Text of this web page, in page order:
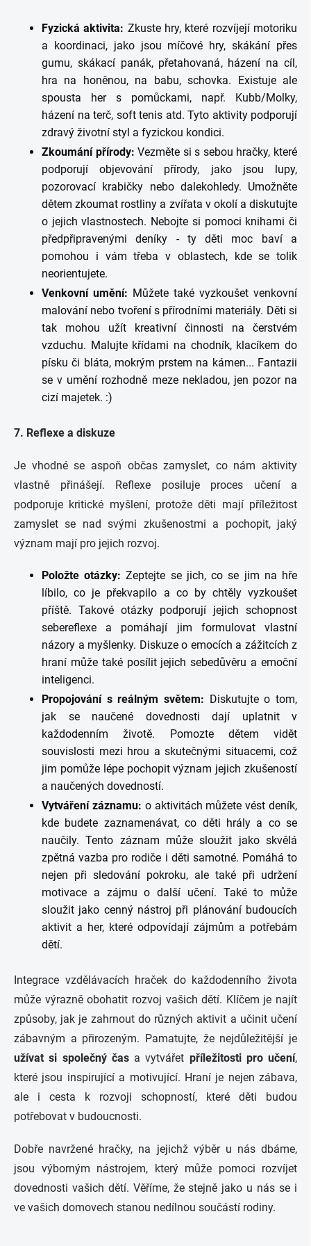
Fyzická aktivita: Zkuste hry, které rozvíjejí motoriku
a koordinaci, jako jsou míčové hry, skákání přes
gumu, skákací panák, přetahovaná, házení na cíl,
hra na honěnou, na babu, schovka. Existuje ale
spousta her s pomůckami, např. Kubb/Molky,
házení na terč, soft tenis atd. Tyto aktivity podporují
zdravý životní styl a fyzickou kondici.
Zkoumání přírody: Vezměte si s sebou hračky, které
podporují objevování přírody, jako jsou lupy,
pozorovací krabičky nebo dalekohledy. Umožněte
dětem zkoumat rostliny a zvířata v okolí a diskutujte
o jejich vlastnostech. Nebojte si pomoci knihami či
předpřipravenými deníky - ty děti moc baví a
pomohou i vám třeba v oblastech, kde se tolik
neorientujete.
Venkovní umění: Můžete také vyzkoušet venkovní
malování nebo tvoření s přírodními materiály. Děti si
tak mohou užít kreativní činnosti na čerstvém
vzduchu. Malujte křídami na chodník, klacíkem do
písku či bláta, mokrým prstem na kámen... Fantazii
se v umění rozhodně meze nekladou, jen pozor na
cizí majetek. :)
7. Reflexe a diskuze
Je vhodné se aspoň občas zamyslet, co nám aktivity
vlastně přinášejí. Reflexe posiluje proces učení a
podporuje kritické myšlení, protože děti mají příležitost
zamyslet se nad svými zkušenostmi a pochopit, jaký
význam mají pro jejich rozvoj.
Položte otázky: Zeptejte se jich, co se jim na hře
líbilo, co je překvapilo a co by chtěly vyzkoušet
příště. Takové otázky podporují jejich schopnost
sebereflexe a pomáhají jim formulovat vlastní
názory a myšlenky. Diskuze o emocích a zážitcích z
hraní může také posílit jejich sebedůvěru a emoční
inteligenci.
Propojování s reálným světem: Diskutujte o tom,
jak se naučené dovednosti dají uplatnit v
každodenním životě. Pomozte dětem vidět
souvislosti mezi hrou a skutečnými situacemi, což
jim pomůže lépe pochopit význam jejich zkušeností
a naučených dovedností.
Vytváření záznamu: o aktivitách můžete vést deník,
kde budete zaznamenávat, co děti hrály a co se
naučily. Tento záznam může sloužit jako skvělá
zpětná vazba pro rodiče i děti samotné. Pomáhá to
nejen při sledování pokroku, ale také při udržení
motivace a zájmu o další učení. Také to může
sloužit jako cenný nástroj při plánování budoucích
aktivit a her, které odpovídají zájmům a potřebám
dětí.
Integrace vzdělávacích hraček do každodenního života
může výrazně obohatit rozvoj vašich dětí. Klíčem je najít
způsoby, jak je zahrnout do různých aktivit a učinit učení
zábavným a přirozeným. Pamatujte, že nejdůležitější je
užívat si společný časa vytvářet příležitosti pro učení,
které jsou inspirující a motivující. Hraní je nejen zábava,
ale i cesta k rozvoji schopností, které děti budou
potřebovat v budoucnosti.
Dobře navržené hračky, na jejichž výběr u nás dbáme,
jsou výborným nástrojem, který může pomoci rozvíjet
dovednosti vašich dětí. Věříme, že stejně jako u nás se i
ve vašich domovech stanou nedílnou součástí rodiny.